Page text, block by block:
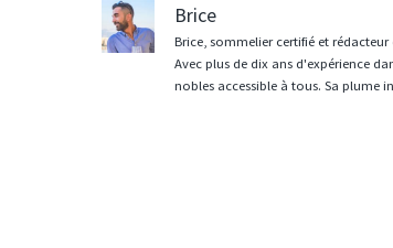
Brice
Brice, sommelier certifié et
Avec plus de dix ans d'expérience
nobles accessible à tous. Sa plume